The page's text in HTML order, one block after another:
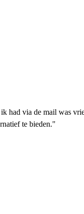
had via de mail was
te bieden."